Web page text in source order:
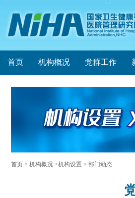
首页 机构概况 党群工作
首页 > 机构概况 >机构设置 > 部门动态